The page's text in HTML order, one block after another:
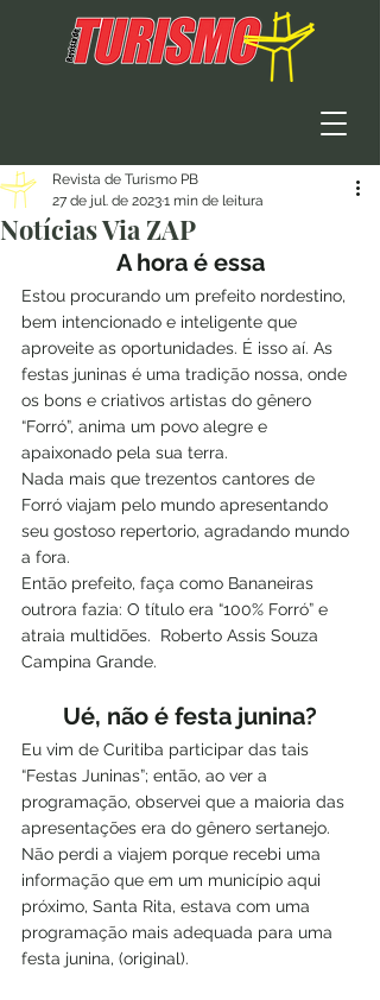
Notícias Via ZAP
Revista de Turismo PB
27 de jul. de 20231 min de leitura
A hora é essa
Estou procurando um prefeito nordestino,
bem intencionado e inteligente que
aproveite as oportunidades. É isso aí. As
festas juninas é uma tradição nossa, onde
os bons e criativos artistas do gênero
“Forró”, anima um povo alegre e
apaixonado pela sua terra.
Nada mais que trezentos cantores de
Forró viajam pelo mundo apresentando
seu gostoso repertorio, agradando mundo
a fora.
Então prefeito, faça como Bananeiras
outrora fazia: O título era “100% Forró” e
atraia multidões.  Roberto Assis Souza
Campina Grande.
Ué, não é festa junina?
Eu vim de Curitiba participar das tais
“Festas Juninas”; então, ao ver a
programação, observei que a maioria das
apresentações era do gênero sertanejo.
Não perdi a viajem porque recebi uma
informação que em um município aqui
próximo, Santa Rita, estava com uma
programação mais adequada para uma
festa junina, (original).